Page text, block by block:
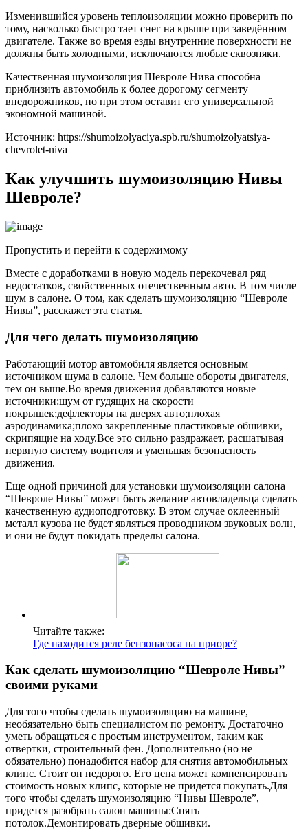
Изменившийся уровень теплоизоляции можно проверить по
тому, насколько быстро тает снег на крыше при заведённом
двигателе. Также во время езды внутренние поверхности не
должны быть холодными, исключаются любые сквозняки.
Качественная шумоизоляция Шевроле Нива способна
приблизить автомобиль к более дорогому сегменту
внедорожников, но при этом оставит его универсальной
экономной машиной.
Источник: https://shumoizolyaciya.spb.ru/shumoizolyatsiya-
chevrolet-niva
Как улучшить шумоизоляцию Нивы
Шевроле?
Пропустить и перейти к содержимому
Вместе с доработками в новую модель перекочевал ряд
недостатков, свойственных отечественным авто. В том числе
шум в салоне. О том, как сделать шумоизоляцию “Шевроле
Нивы”, расскажет эта статья.
Для чего делать шумоизоляцию
Работающий мотор автомобиля является основным
источником шума в салоне. Чем больше обороты двигателя,
тем он выше.Во время движения добавляются новые
источники:шум от гудящих на скорости
покрышек;дефлекторы на дверях авто;плохая
аэродинамика;плохо закрепленные пластиковые обшивки,
скрипящие на ходу.Все это сильно раздражает, расшатывая
нервную систему водителя и уменьшая безопасность
движения.
Еще одной причиной для установки шумоизоляции салона
“Шевроле Нивы” может быть желание автовладельца сделать
качественную аудиоподготовку. В этом случае оклеенный
металл кузова не будет являться проводником звуковых волн,
и они не будут покидать пределы салона.
Читайте также:
Где находится реле бензонасоса на приоре?
Как сделать шумоизоляцию “Шевроле Нивы”
своими руками
Для того чтобы сделать шумоизоляцию на машине,
необязательно быть специалистом по ремонту. Достаточно
уметь обращаться с простым инструментом, таким как
отвертки, строительный фен. Дополнительно (но не
обязательно) понадобится набор для снятия автомобильных
клипс. Стоит он недорого. Его цена может компенсировать
стоимость новых клипс, которые не придется покупать.Для
того чтобы сделать шумоизоляцию “Нивы Шевроле”,
придется разобрать салон машины:Снять
потолок.Демонтировать дверные обшивки.